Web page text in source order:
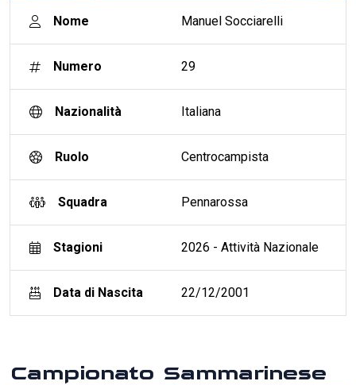
Nome Manuel Socciarelli
Numero 29
Nazionalità Italiana
Ruolo Centrocampista
Squadra Pennarossa
Stagioni 2026 - Attività Nazionale
Data di Nascita 22/12/2001
Campionato Sammarinese